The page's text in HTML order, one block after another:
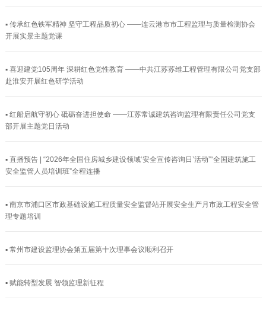
▪ 传承红色铁军精神 坚守工程品质初心 ——连云港市市工程监理与质量检测协会
开展实景主题党课
▪ 喜迎建党105周年 深耕红色党性教育 ——中共江苏苏维工程管理有限公司党支部
赴淮安开展红色研学活动
▪ 红船启航守初心 砥砺奋进担使命 ——江苏常诚建筑咨询监理有限责任公司党支
部开展主题党日活动
▪ 直播预告 | “2026年全国住房城乡建设领域‘安全宣传咨询日’活动”“全国建筑施工
安全监管人员培训班”全程连播
▪ 南京市浦口区市政基础设施工程质量安全监督站开展安全生产月市政工程安全管
理专题培训
▪ 常州市建设监理协会第五届第十次理事会议顺利召开
▪ 赋能转型发展 智领监理新征程